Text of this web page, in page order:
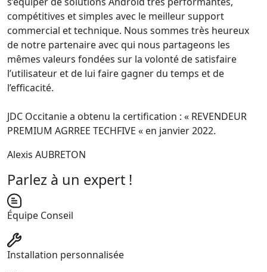
compétitives et simples avec le meilleur support
commercial et technique. Nous sommes très heureux
de notre partenaire avec qui nous partageons les
mêmes valeurs fondées sur la volonté de satisfaire
l’utilisateur et de lui faire gagner du temps et de
l’efficacité.
JDC Occitanie a obtenu la certification : « REVENDEUR
PREMIUM AGRREE TECHFIVE « en janvier 2022.
Alexis AUBRETON
Parlez à un expert !
Équipe Conseil
Installation personnalisée